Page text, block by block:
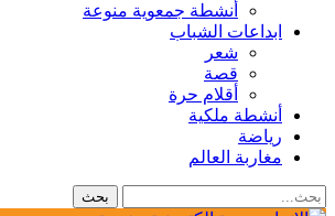
أنشطة جمعوية منوعة
ابداعات الشباب
شعر
قصة
أقلام حرة
أنشطة ملكية
رياضة
مغاربة العالم